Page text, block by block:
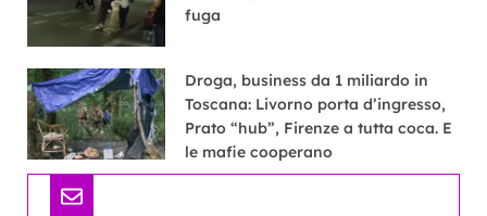
fuga
Droga, business da 1 miliardo in
Toscana: Livorno porta d’ingresso,
Prato “hub”, Firenze a tutta coca. E
le mafie cooperano